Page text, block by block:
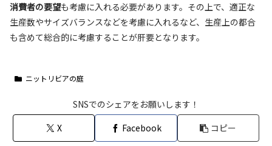
消費者の要望も考慮に入れる必要があります。その上で、適正な
生産数やサイズバランスなどを考慮に入れるなど、生産上の都合
も含めて総合的に考慮することが肝要となります。
ニットリビアの庭
SNSでのシェアをお願いします！
X
Facebook コピー